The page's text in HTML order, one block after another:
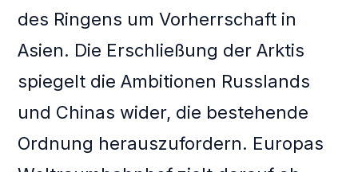
des Ringens um Vorherrschaft in
Asien. Die Erschließung der Arktis
spiegelt die Ambitionen Russlands
und Chinas wider, die bestehende
Ordnung herauszufordern. Europas